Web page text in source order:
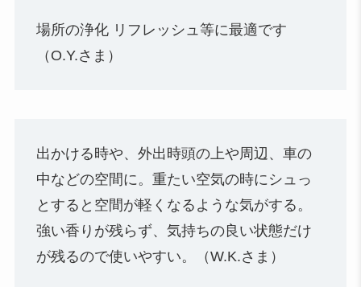
場所の浄化 リフレッシュ等に最適です
（O.Y.さま）
出かける時や、外出時頭の上や周辺、車の
中などの空間に。重たい空気の時にシュっ
とすると空間が軽くなるような気がする。
強い香りが残らず、気持ちの良い状態だけ
が残るので使いやすい。（W.K.さま）